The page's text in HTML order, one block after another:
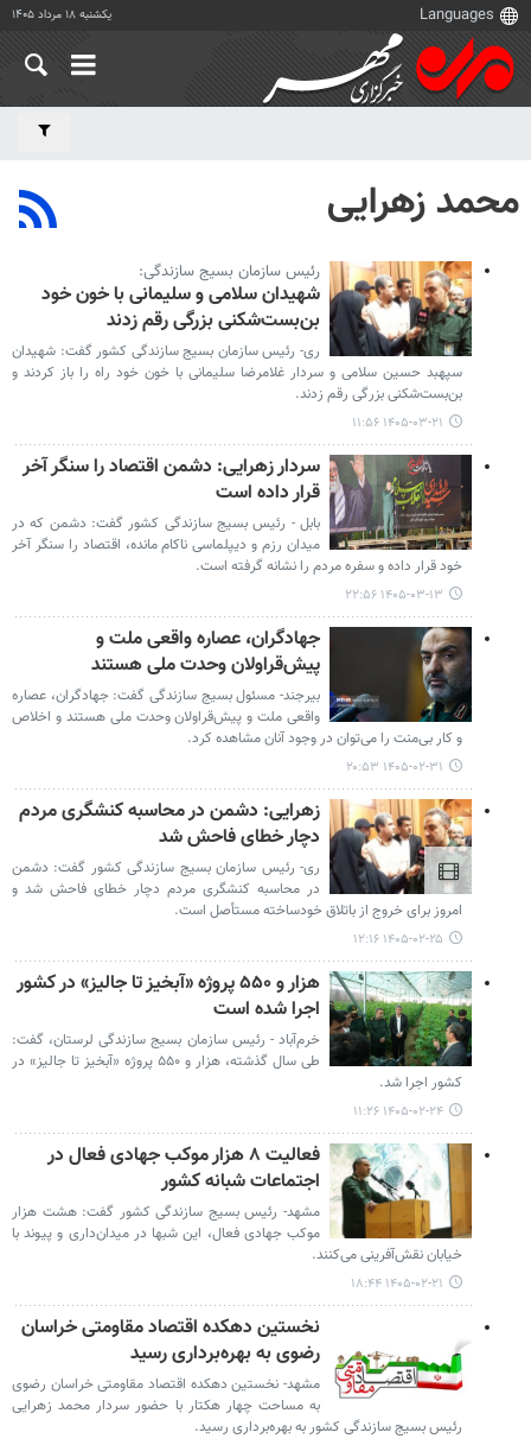
یکشنبه ۱۸ مرداد ۱۴۰۵
محمد زهرایی
رئیس سازمان بسیج سازندگی:
شهیدان سلامی و سلیمانی با خون خود
بن‌بست‌شکنی بزرگی رقم زدند
ری- رئیس سازمان بسیج سازندگی کشور گفت: شهیدان
سپهبد حسین سلامی و سردار غلامرضا سلیمانی با خون خود راه را باز کردند و
بن‌بست‌شکنی بزرگی رقم زدند.
۱۴۰۵-۰۳-۲۱ ۱۱:۵۶
سردار زهرایی: دشمن اقتصاد را سنگر آخر
قرار داده است
بابل - رئیس بسیج سازندگی کشور گفت: دشمن که در
میدان رزم و دیپلماسی ناکام مانده، اقتصاد را سنگر آخر
خود قرار داده و سفره مردم را نشانه گرفته است.
۱۴۰۵-۰۳-۱۳ ۲۲:۵۶
جهادگران، عصاره واقعی ملت و
پیش‌قراولان وحدت ملی هستند
بیرجند- مسئول بسیج سازندگی گفت: جهادگران، عصاره
واقعی ملت و پیش‌قراولان وحدت ملی هستند و اخلاص
و کار بی‌منت را می‌توان در وجود آنان مشاهده کرد.
۱۴۰۵-۰۲-۳۱ ۲۰:۵۳
زهرایی: دشمن در محاسبه کنشگری مردم
دچار خطای فاحش شد
ری- رئیس سازمان بسیج سازندگی کشور گفت: دشمن
در محاسبه کنشگری مردم دچار خطای فاحش شد و
امروز برای خروج از باتلاق خودساخته مستأصل است.
۱۴۰۵-۰۲-۲۵ ۱۲:۱۶
هزار و ۵۵۰ پروژه «آبخیز تا جالیز» در کشور
اجرا شده است
خرم‌آباد - رئیس سازمان بسیج سازندگی لرستان، گفت:
طی سال گذشته، هزار و ۵۵۰ پروژه «آبخیز تا جالیز» در
کشور اجرا شد.
۱۴۰۵-۰۲-۲۴ ۱۱:۲۶
فعالیت ۸ هزار موکب جهادی فعال در
اجتماعات شبانه کشور
مشهد- رئیس بسیج سازندگی کشور گفت: هشت هزار
موکب جهادی فعال، این شبها در میدان‌داری و پیوند با
خیابان نقش‌آفرینی می‌کنند.
۱۴۰۵-۰۲-۲۱ ۱۸:۴۴
نخستین دهکده اقتصاد مقاومتی خراسان
رضوی به بهره‌برداری رسید
مشهد- نخستین دهکده اقتصاد مقاومتی خراسان رضوی
به مساحت چهار هکتار با حضور سردار محمد زهرایی
رئیس بسیج سازندگی کشور به بهره‌برداری رسید.